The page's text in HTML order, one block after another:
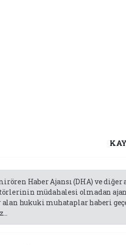
Haber Ajansı (DHA) ve diğer
müdahalesi olmadan
hukuki muhataplar haberi